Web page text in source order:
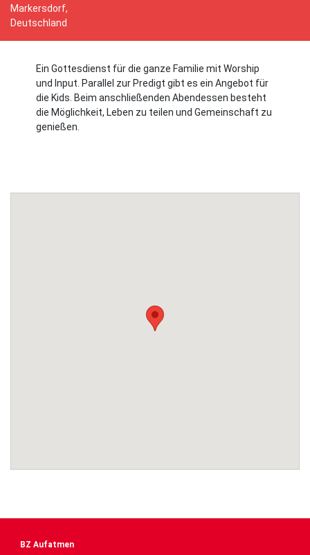
Markersdorf,
Deutschland
Ein Gottesdienst für die ganze Familie mit Worship
und Input. Parallel zur Predigt gibt es ein Angebot für
die Kids. Beim anschließenden Abendessen besteht
die Möglichkeit, Leben zu teilen und Gemeinschaft zu
genießen.
BZ Aufatmen